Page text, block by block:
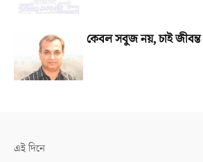
কেবল সবুজ নয়, চাই জীবন্ত
এই দিনে